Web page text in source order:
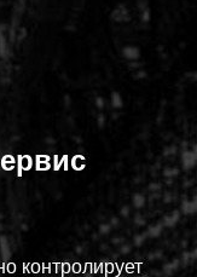
контролирует